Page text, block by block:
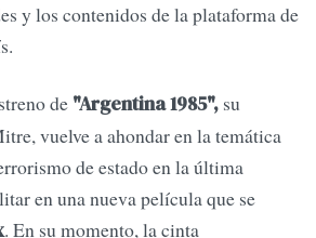
y los contenidos de la plataforma de
de "Argentina 1985", su
vuelve a ahondar en la temática
de estado en la última
en una nueva película que se
. En su momento, la cinta